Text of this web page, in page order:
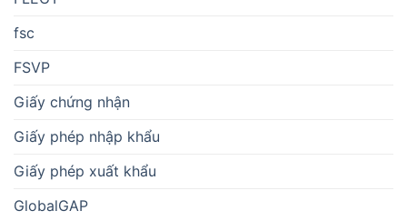
fsc
FSVP
Giấy chứng nhận
Giấy phép nhập khẩu
Giấy phép xuất khẩu
GlobalGAP